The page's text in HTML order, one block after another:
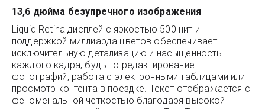
13,6 дюйма безупречного изображения
Liquid Retina дисплей с яркостью 500 нит и
поддержкой миллиарда цветов обеспечивает
исключительную детализацию и насыщенность
каждого кадра, будь то редактирование
фотографий, работа с электронными таблицами или
просмотр контента в поездке. Текст отображается с
феноменальной четкостью благодаря высокой